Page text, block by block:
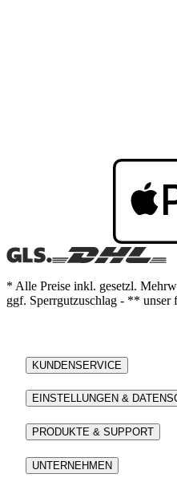
* Alle Preise inkl. gesetzl.
ggf. Sperrgutzuschlag - ** unser
KUNDENSERVICE
EINSTELLUNGEN &
PRODUKTE & SUPPORT
UNTERNEHMEN